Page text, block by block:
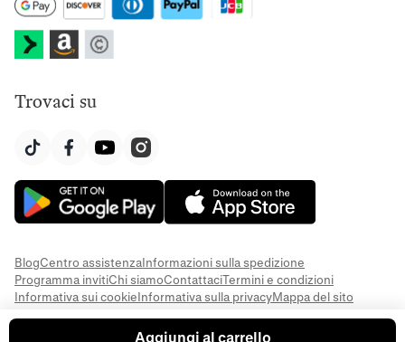
Aggiungi al carrello
Trovaci su
BlogCentro assistenzaInformazioni sulla spedizione
Programma invitiChi siamoContattaciTermini e condizioni
Informativa sui cookieInformativa sulla privacyMappa del sito